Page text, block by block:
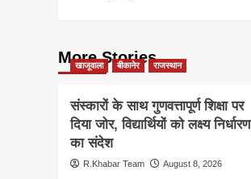
More Stories
खाजूवाला बीकानेर राजस्थान
संस्कारों के साथ गुणवत्तापूर्ण शिक्षा पर
दिया जोर, विद्यार्थियों को लक्ष्य निर्धारण
का संदेश
R.Khabar Team August 8, 2026